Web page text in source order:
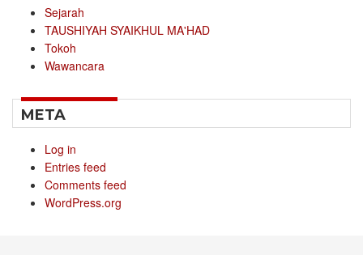
Sejarah
TAUSHIYAH SYAIKHUL MA'HAD
Tokoh
Wawancara
META
Log in
Entries feed
Comments feed
WordPress.org